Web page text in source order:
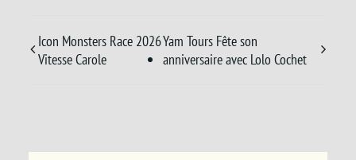
Icon Monsters Race 2026
Vitesse Carole
Yam Tours Fête son
anniversaire avec Lolo Cochet